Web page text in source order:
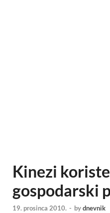
Kinezi
gospodarski
19. prosinca 2010. - bydnevnik